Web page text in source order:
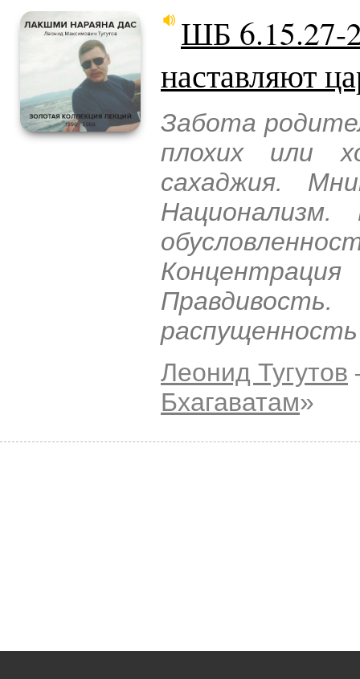
ШБ 6.15.27-
наставляют
Забота
плохих или
сахаджия.
Национализм.
распущенность
Леонид Тугутов
Бхагаватам»